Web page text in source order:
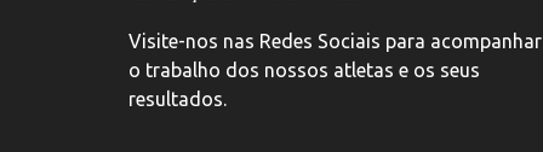
Visite-nos nas Redes Sociais para acompanhar
o trabalho dos nossos atletas e os seus
resultados.